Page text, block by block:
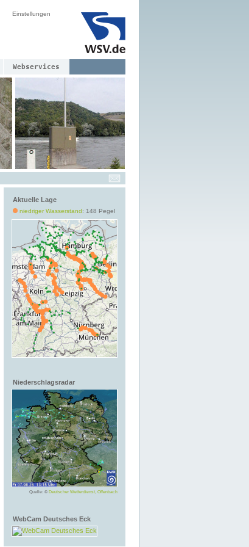
Einstellungen
Webservices
Aktuelle Lage
niedriger Wasserstand: 148 Pegel
Niederschlagsradar
Quelle: © Deutscher Wetterdienst, Offenbach
WebCam Deutsches Eck